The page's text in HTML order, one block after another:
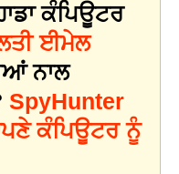
ਕੰਪਿਊਟਰ
ਈਮੇਲ
ਨਾਲ
SpyHunter
ਕੰਪਿਊਟਰ ਨੂੰ